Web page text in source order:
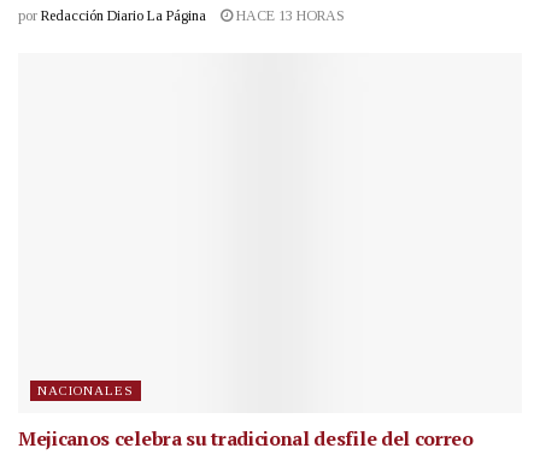
por Redacción Diario La Página HACE 13 HORAS
NACIONALES
Mejicanos celebra su tradicional desfile del correo